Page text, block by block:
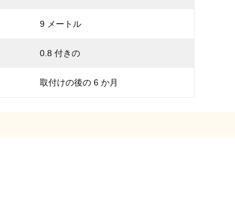
9 メートル
0.8 付きの
取付けの後の 6 か月